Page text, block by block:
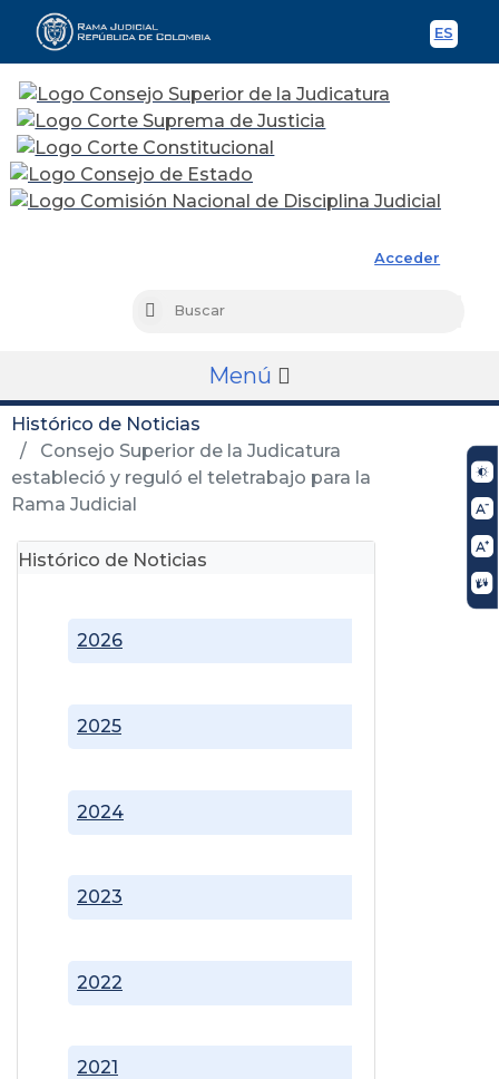
ES
Acceder
Buscar
Menú
Histórico de Noticias
Consejo Superior de la Judicatura
estableció y reguló el teletrabajo para la
Rama Judicial
Histórico de Noticias
2021
2022
2023
2024
2025
2026